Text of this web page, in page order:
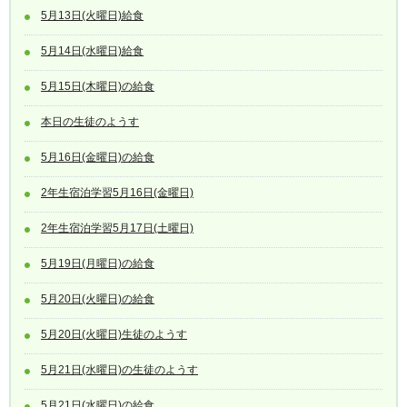
5月13日(火曜日)給食
5月14日(水曜日)給食
5月15日(木曜日)の給食
本日の生徒のようす
5月16日(金曜日)の給食
2年生宿泊学習5月16日(金曜日)
2年生宿泊学習5月17日(土曜日)
5月19日(月曜日)の給食
5月20日(火曜日)の給食
5月20日(火曜日)生徒のようす
5月21日(水曜日)の生徒のようす